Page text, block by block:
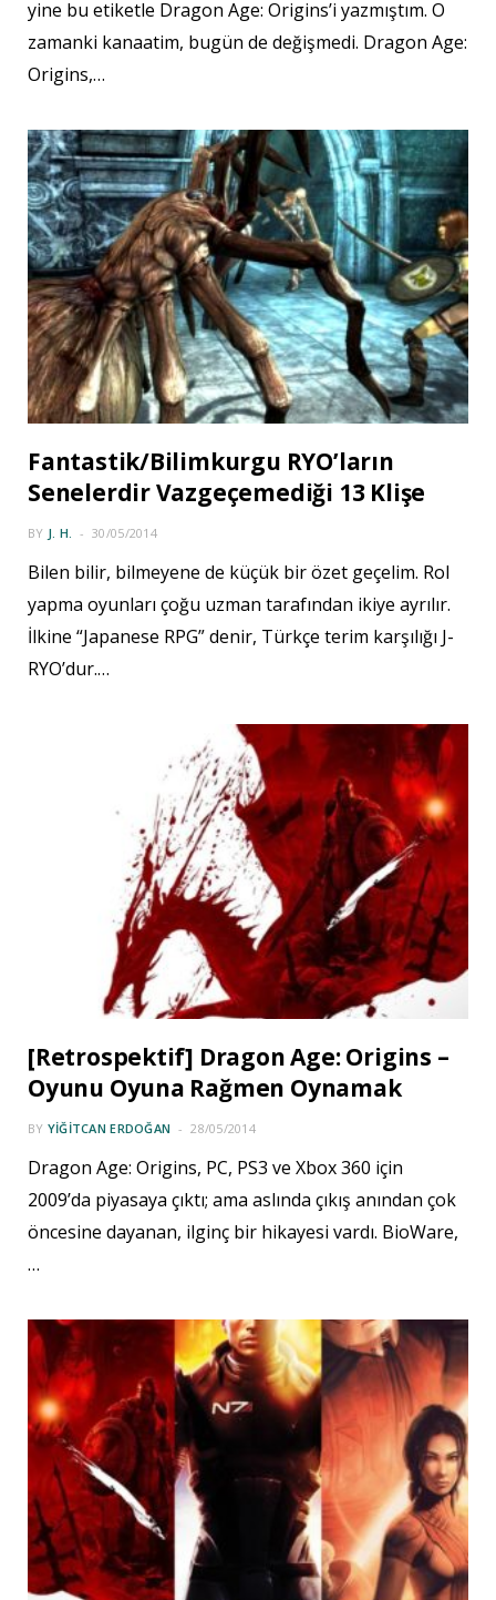
yine bu etiketle Dragon Age: Origins’i yazmıştım. O
zamanki kanaatim, bugün de değişmedi. Dragon Age:
Origins,…
Fantastik/Bilimkurgu RYO’ların
Senelerdir Vazgeçemediği 13 Klişe
BY J. H. 30/05/2014
Bilen bilir, bilmeyene de küçük bir özet geçelim. Rol
yapma oyunları çoğu uzman tarafından ikiye ayrılır.
İlkine “Japanese RPG” denir, Türkçe terim karşılığı J-
RYO’dur.…
[Retrospektif] Dragon Age: Origins –
Oyunu Oyuna Rağmen Oynamak
BY YIĞITCAN ERDOĞAN 28/05/2014
Dragon Age: Origins, PC, PS3 ve Xbox 360 için
2009’da piyasaya çıktı; ama aslında çıkış anından çok
öncesine dayanan, ilginç bir hikayesi vardı. BioWare,
…